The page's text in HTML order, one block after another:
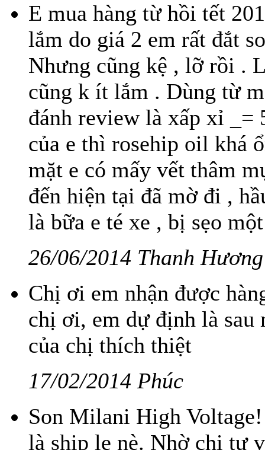
E mua hàng từ hồi tết
lắm do giá 2 em rất đắt
Nhưng cũng kệ , lỡ rồi .
cũng k ít lắm . Dùng từ
đánh review là xấp xỉ _=
của e thì rosehip oil khá
mặt e có mấy vết thâm
đến hiện tại đã mờ đi ,
là bữa e té xe , bị sẹo
26/06/2014 Thanh Hương
Chị ơi em nhận được
chị ơi, em dự định là
của chị thích thiệt
17/02/2014 Phúc
Son Milani High
là ship lẹ nè. Nhờ chị tư